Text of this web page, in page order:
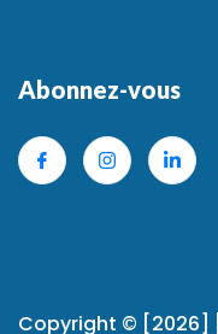
Abonnez-vous
Copyright © [2026]